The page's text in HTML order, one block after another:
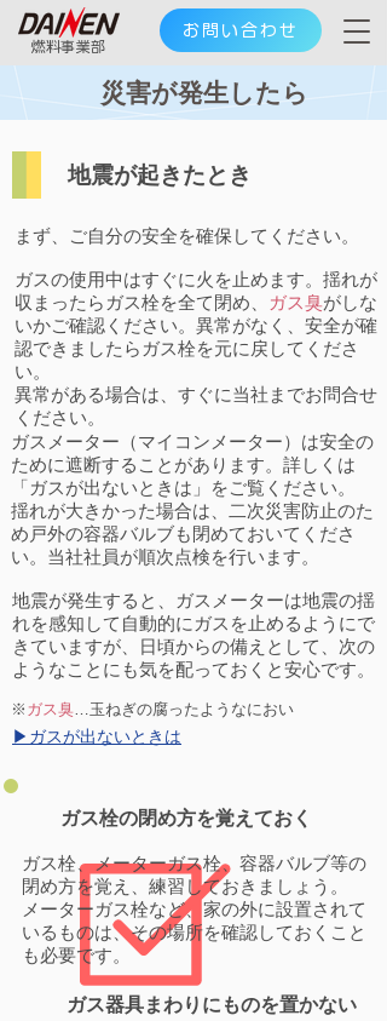
お問い合わせ
​燃料事業部
災害が発生したら
地震が起きたとき
まず、ご自分の安全を確保してください。
ガスの使用中はすぐに火を止めます。揺れが
収まったらガス栓を全て閉め、
ガス臭がしな
いかご確認ください。​異常がなく、安全が確
認できましたらガス栓を元に戻してくださ
い。
異常がある場合は、すぐに当社までお問合せ
ください。
ガスメーター（マイコンメーター）は安全の
ために遮断することがあります。詳しくは
「ガスが出ないときは」をご覧ください。
揺れが大きかった場合は、二次災害防止のた
め戸外の容器バルブも閉めておいてくださ
い。当社社員が順次点検を行います。
地震が発生すると、ガスメーターは地震の揺
れを感知して自動的にガスを止めるようにで
きていますが、日頃からの備えとして、次の
ようなことにも気を配っておくと安心です。
※ ガス臭…玉ねぎの腐ったようなにおい
​▶ガスが出ないときは
​ガス栓の閉め方を覚えておく
ガス栓、メーターガス栓、容器バルブ等の
閉め方を覚え、練習しておきましょう。
メーターガス栓など、家の外に設置されて
いるものは、その場所を確認しておくこと
も必要です。
​ガス器具まわりにものを置かない